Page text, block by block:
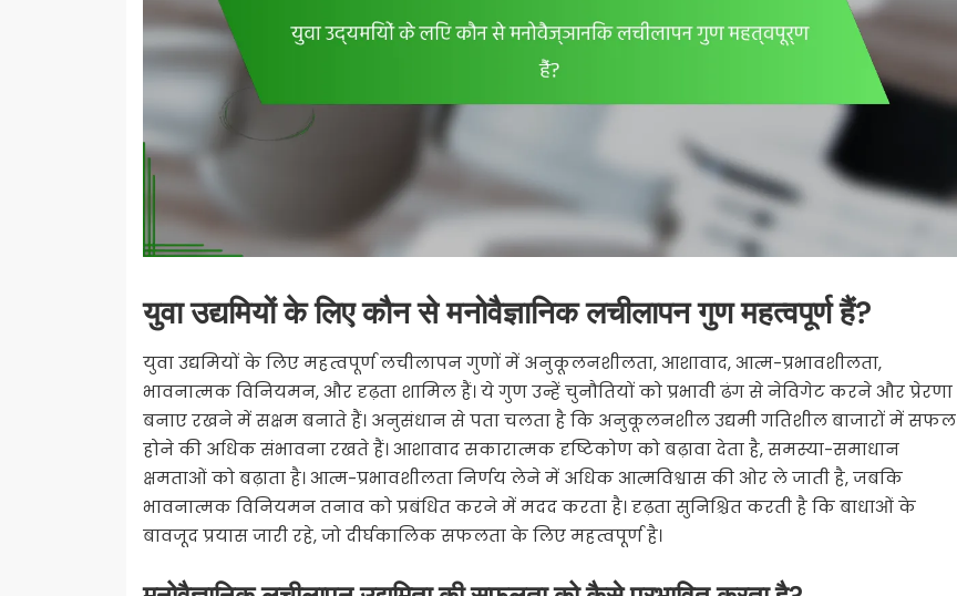
युवा उद्यमियों के लिए कौन से मनोवैज्ञानिक लचीलापन गुण महत्वपूर्ण हैं?
युवा उद्यमियों के लिए महत्वपूर्ण लचीलापन गुणों में अनुकूलनशीलता, आशावाद, आत्म-प्रभावशीलता,
भावनात्मक विनियमन, और दृढ़ता शामिल हैं। ये गुण उन्हें चुनौतियों को प्रभावी ढंग से नेविगेट करने और प्रेरणा
बनाए रखने में सक्षम बनाते हैं। अनुसंधान से पता चलता है कि अनुकूलनशील उद्यमी गतिशील बाजारों में सफल
होने की अधिक संभावना रखते हैं। आशावाद सकारात्मक दृष्टिकोण को बढ़ावा देता है, समस्या-समाधान
क्षमताओं को बढ़ाता है। आत्म-प्रभावशीलता निर्णय लेने में अधिक आत्मविश्वास की ओर ले जाती है, जबकि
भावनात्मक विनियमन तनाव को प्रबंधित करने में मदद करता है। दृढ़ता सुनिश्चित करती है कि बाधाओं के
बावजूद प्रयास जारी रहे, जो दीर्घकालिक सफलता के लिए महत्वपूर्ण है।